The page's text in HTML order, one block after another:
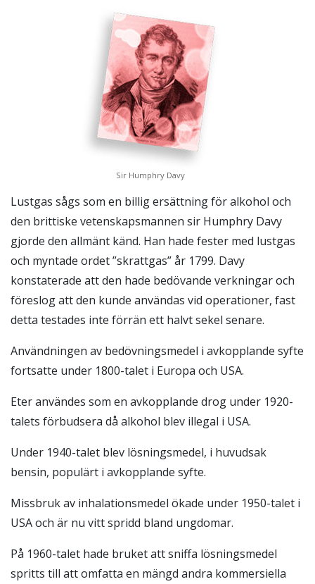
Sir Humphry Davy
Lustgas sågs som en billig ersättning för alkohol och
den brittiske vetenskapsmannen sir Humphry Davy
gjorde den allmänt känd. Han hade fester med lustgas
och myntade ordet ”skrattgas” år 1799. Davy
konstaterade att den hade bedövande verkningar och
föreslog att den kunde användas vid operationer, fast
detta testades inte förrän ett halvt sekel senare.
Användningen av bedövnings­medel i avkopplande syfte
fortsatte under 1800-talet i Europa och USA.
Eter användes som en avkopplande drog under 1920-
talets förbudsera då alkohol blev illegal i USA.
Under 1940-talet blev lösningsmedel, i huvudsak
bensin, populärt i avkopplande syfte.
Missbruk av inhalationsmedel ökade under 1950-talet i
USA och är nu vitt spridd bland ungdomar.
På 1960-talet hade bruket att sniffa lösningsmedel
spritts till att omfatta en mängd andra kommersiella